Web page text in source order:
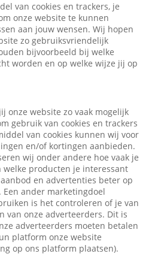
van cookies en trackers, je
onze website te kunnen
aan jouw wensen. Wij hopen
zo gebruiksvriendelijk
bijvoorbeeld bij welke
worden en op welke wijze jij op
onze website zo vaak mogelijk
gebruik van cookies en trackers
van cookies kunnen wij voor
en/of kortingen aanbieden.
wij onder andere hoe vaak je
producten je interessant
en advertenties beter op
Een ander marketingdoel
is het controleren of je van
van onze adverteerders. Dit is
adverteerders moeten betalen
platform onze website
op ons platform plaatsen).